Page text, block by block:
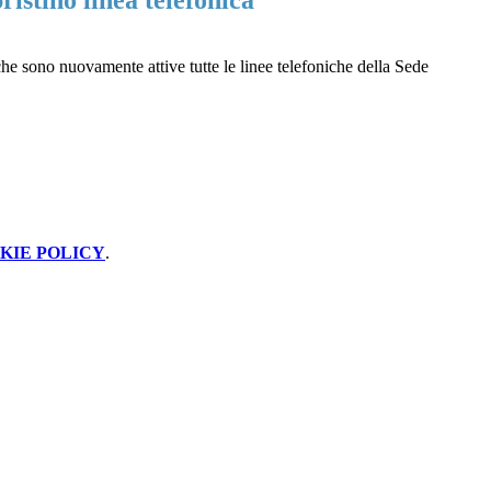
sono nuovamente attive tutte le linee telefoniche della Sede
POLICY.